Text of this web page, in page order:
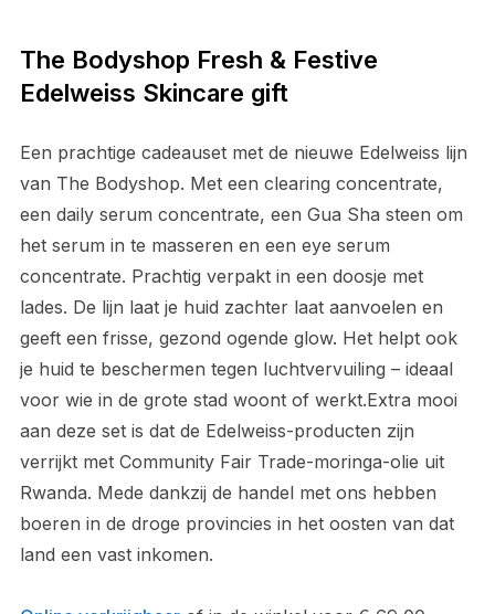
The Bodyshop Fresh & Festive
Edelweiss Skincare gift
Een prachtige cadeauset met de nieuwe Edelweiss lijn
van The Bodyshop. Met een clearing concentrate,
een daily serum concentrate, een Gua Sha steen om
het serum in te masseren en een eye serum
concentrate. Prachtig verpakt in een doosje met
lades. De lijn laat je huid zachter laat aanvoelen en
geeft een frisse, gezond ogende glow. Het helpt ook
je huid te beschermen tegen luchtvervuiling – ideaal
voor wie in de grote stad woont of werkt.Extra mooi
aan deze set is dat de Edelweiss-producten zijn
verrijkt met Community Fair Trade-moringa-olie uit
Rwanda. Mede dankzij de handel met ons hebben
boeren in de droge provincies in het oosten van dat
land een vast inkomen.